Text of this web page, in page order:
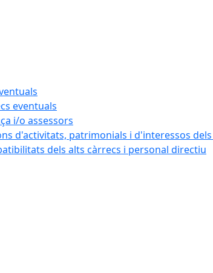
eventuals
i/o assessors
d'activitats, patrimonials i d'interessos
dels alts càrrecs i personal directiu